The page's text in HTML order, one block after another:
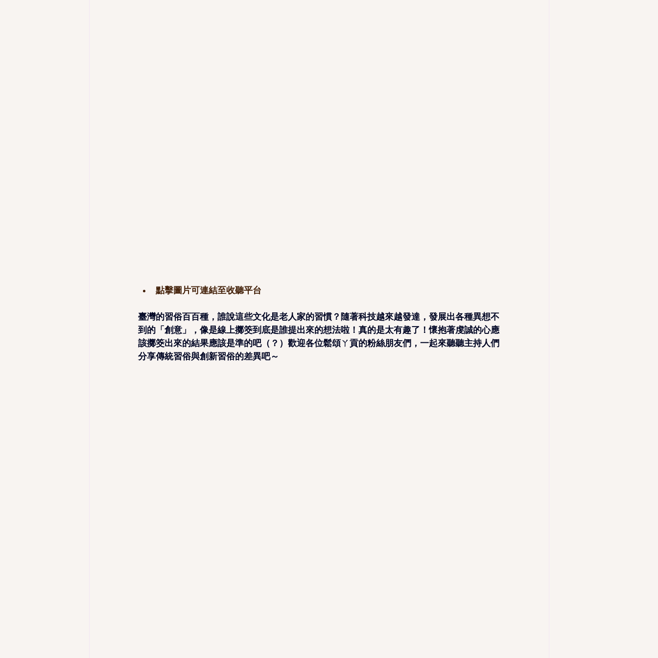
點擊圖片可連結至收聽平台
臺灣的習俗百百種，誰說這些文化是老人家的習慣？隨著科技越來越發達，發展出各種異想不
到的「創意」，像是線上擲筊到底是誰提出來的想法啦！真的是太有趣了！懷抱著虔誠的心應
該擲筊出來的結果應該是準的吧（？）歡迎各位鬆頌ㄚ貢的粉絲朋友們，一起來聽聽主持人們
分享傳統習俗與創新習俗的差異吧～